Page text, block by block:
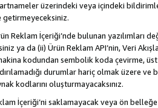
üzerindeki veya içindeki
Reklam İçeriği’nde bulunan
ya da (ii) Ürün Reklam API’nin, Veri
kodundan sembolik koda çevirme,
durumlar hariç olmak üzere
kodlarını oluşturmayacaksınız.
İçeriği’ni saklamayacak veya ön